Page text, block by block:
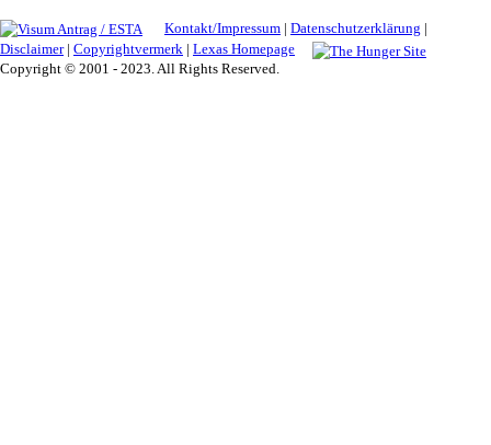
Kontakt/Impressum | Datenschutzerklärung |
Disclaimer| Copyrightvermerk | Lexas Homepage
Copyright © 2001 - 2023. All Rights Reserved.